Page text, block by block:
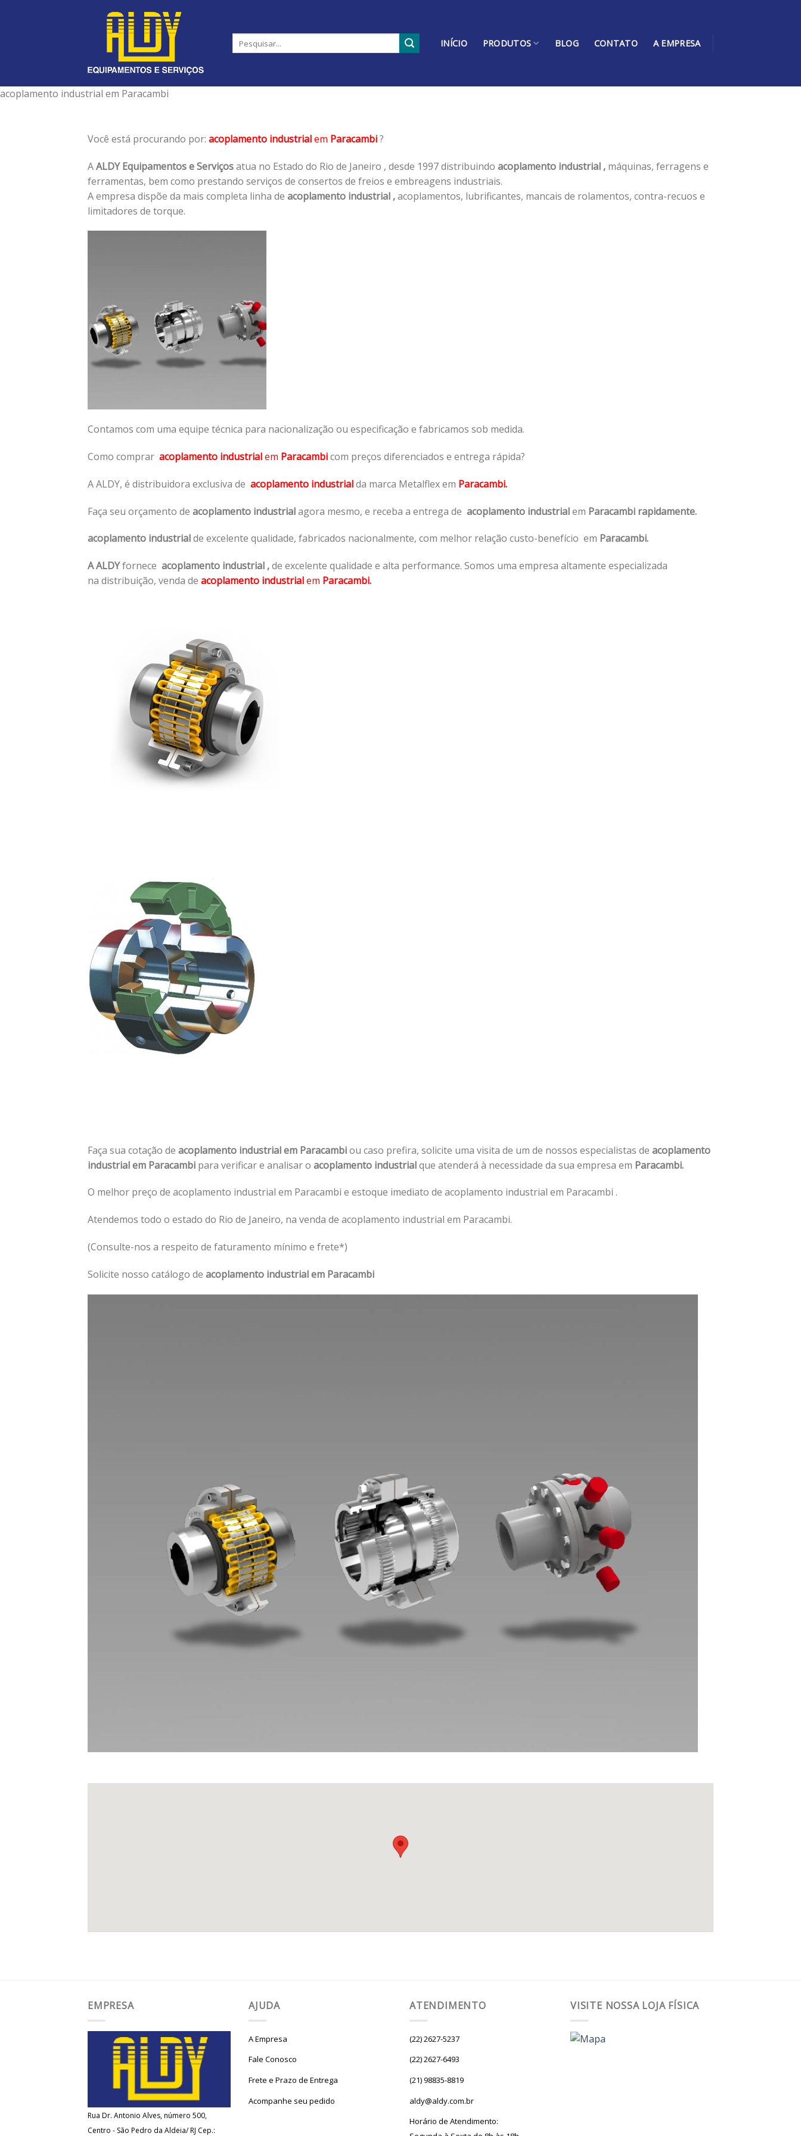
INÍCIO PRODUTOS BLOG CONTATO A EMPRESA
acoplamento industrial em Paracambi
Você está procurando por: acoplamento industrialem Paracambi?
AALDY Equipamentos e Serviçosatua no Estado do Rio de Janeiro , desde 1997 distribuindo acoplamento industrial , máquinas, ferragens e
ferramentas, bem como prestando serviços de consertos de freios e embreagens industriais.
A empresa dispõe da mais completa linha de acoplamento industrial ,acoplamentos, lubrificantes, mancais de rolamentos, contra-recuos e
limitadores de torque.
Contamos com uma equipe técnica para nacionalização ou especificação e fabricamos sob medida.
Como comprar acoplamento industrialem Paracambicom preços diferenciados e entrega rápida?
A ALDY, é distribuidora exclusiva de acoplamento industrialda marca Metalflex em Paracambi.
Faça seu orçamento de acoplamento industrialagora mesmo, e receba a entrega de acoplamento industrialem Paracambi rapidamente.
acoplamento industrialde excelente qualidade, fabricados nacionalmente, com melhor relação custo-benefício em Paracambi.
A ALDYfornece acoplamento industrial ,de excelente qualidade e alta performance. Somos uma empresa altamente especializada
na distribuição, venda de acoplamento industrialem Paracambi.
Faça sua cotação de acoplamento industrial em Paracambiou caso prefira, solicite uma visita de um de nossos especialistas de acoplamento
industrial em Paracambi para verificar e analisar o acoplamento industrialque atenderá à necessidade da sua empresa em Paracambi.
O melhor preço de acoplamento industrial em Paracambi e estoque imediato de acoplamento industrial em Paracambi .
Atendemos todo o estado do Rio de Janeiro, na venda de acoplamento industrial em Paracambi.
(Consulte-nos a respeito de faturamento mínimo e frete*)
Solicite nosso catálogo de acoplamento industrial em Paracambi
EMPRESA
Rua Dr. Antonio Alves, número 500,
Centro - São Pedro da Aldeia/ RJ Cep.:
AJUDA
A Empresa
Fale Conosco
Frete e Prazo de Entrega
Acompanhe seu pedido
ATENDIMENTO
(22) 2627-5237
(22) 2627-6493
(21) 98835-8819
aldy@aldy.com.br
Horário de Atendimento:
VISITE NOSSA LOJA FÍSICA